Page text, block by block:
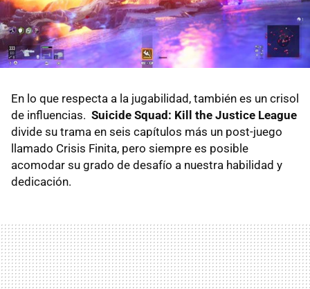
En lo que respecta a la jugabilidad, también es un crisol
de influencias. Suicide Squad: Kill the Justice League
divide su trama en seis capítulos más un post-juego
llamado Crisis Finita, pero siempre es posible
acomodar su grado de desafío a nuestra habilidad y
dedicación.